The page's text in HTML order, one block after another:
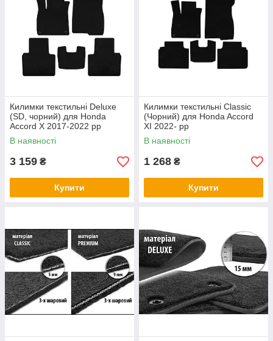
Килимки текстильні Deluxe
(SD, чорний) для Honda
Accord X 2017-2022 рр
В наявності
3 159 ₴
Купити
Килимки текстильні Classic
(Чорний) для Honda Accord
XI 2022- рр
В наявності
1 268 ₴
Купити